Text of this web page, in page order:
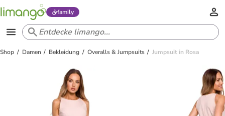
family
Shop Damen Bekleidung Overalls & Jumpsuits Jumpsuit in Rosa